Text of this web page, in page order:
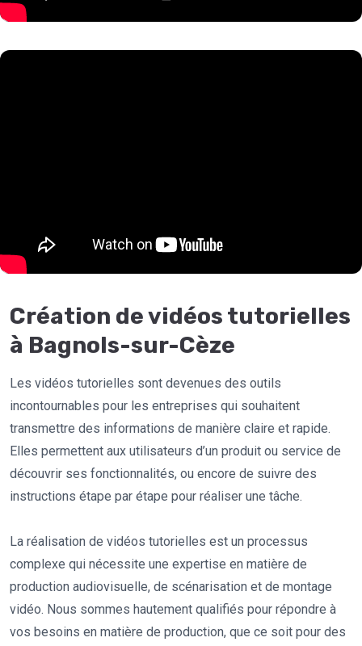
Création de vidéos tutorielles
à Bagnols-sur-Cèze
Les vidéos tutorielles sont devenues des outils
incontournables pour les entreprises qui souhaitent
transmettre des informations de manière claire et rapide.
Elles permettent aux utilisateurs d’un produit ou service de
découvrir ses fonctionnalités, ou encore de suivre des
instructions étape par étape pour réaliser une tâche.
La réalisation de vidéos tutorielles est un processus
complexe qui nécessite une expertise en matière de
production audiovisuelle, de scénarisation et de montage
vidéo. Nous sommes hautement qualifiés pour répondre à
vos besoins en matière de production, que ce soit pour des